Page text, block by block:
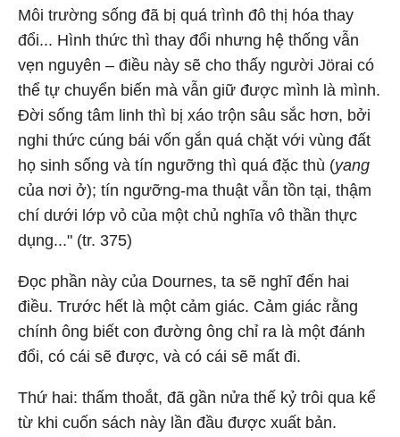
Môi trường sống đã bị quá trình đô thị hóa thay
đổi... Hình thức thì thay đổi nhưng hệ thống vẫn
vẹn nguyên – điều này sẽ cho thấy người Jörai có
thể tự chuyển biến mà vẫn giữ được mình là mình.
Đời sống tâm linh thì bị xáo trộn sâu sắc hơn, bởi
nghi thức cúng bái vốn gắn quá chặt với vùng đất
họ sinh sống và tín ngưỡng thì quá đặc thù (yang
của nơi ở); tín ngưỡng-ma thuật vẫn tồn tại, thậm
chí dưới lớp vỏ của một chủ nghĩa vô thần thực
dụng..." (tr. 375)
Đọc phần này của Dournes, ta sẽ nghĩ đến hai
điều. Trước hết là một cảm giác. Cảm giác rằng
chính ông biết con đường ông chỉ ra là một đánh
đổi, có cái sẽ được, và có cái sẽ mất đi.
Thứ hai: thấm thoắt, đã gần nửa thế kỷ trôi qua kể
từ khi cuốn sách này lần đầu được xuất bản.